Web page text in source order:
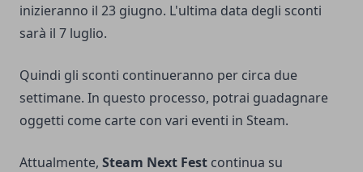
inizieranno il 23 giugno. L'ultima data degli sconti
sarà il 7 luglio.
Quindi gli sconti continueranno per circa due
settimane. In questo processo, potrai guadagnare
oggetti come carte con vari eventi in Steam.
Attualmente, Steam Next Fest continua su